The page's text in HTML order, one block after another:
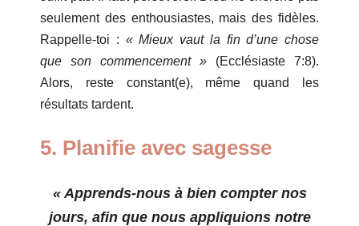
122
Warning
/home/leadeuse/public_html/wp-
content/themes/dotlife/lib/menu.lib.php
122
Warning
/home/leadeuse/public_html/wp-
122
seulement des enthousiastes, mais des fidèles.
Rappelle-toi : « Mieux vaut la fin d’une chose
que son commencement » (Ecclésiaste 7:8).
Alors, reste constant(e), même quand les
résultats tardent.
5. Planifie avec sagesse
« Apprends-nous à bien compter nos
jours, afin que nous appliquions notre